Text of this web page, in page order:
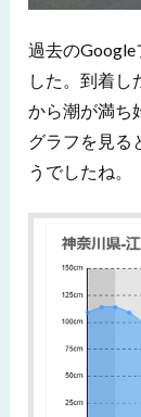
過去の
した。到着し
から潮が満ち
グラフを見る
うでしたね。